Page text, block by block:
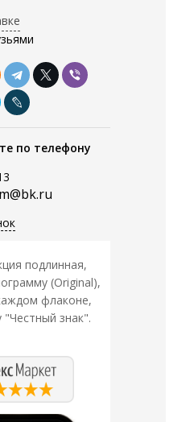
по телефону
подлинная,
(Original),
флаконе,
"Честный знак".